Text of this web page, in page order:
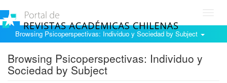
Browsing Psicoperspectivas: Individuo y Sociedad by Subject
Browsing Psicoperspectivas: Individuo y
Sociedad by Subject